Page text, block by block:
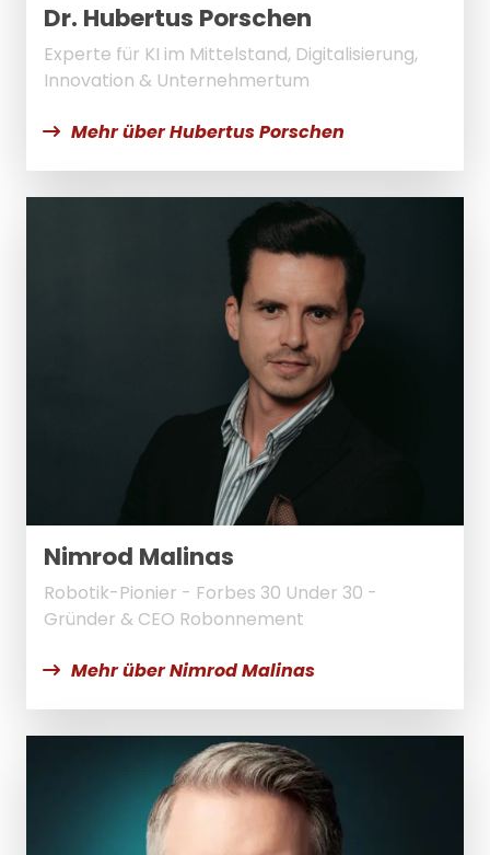
Dr. Hubertus Porschen
Experte für KI im Mittelstand, Digitalisierung,
Innovation & Unternehmertum
Mehr über Hubertus Porschen
Nimrod Malinas
Robotik-Pionier - Forbes 30 Under 30 -
Gründer & CEO Robonnement
Mehr über Nimrod Malinas